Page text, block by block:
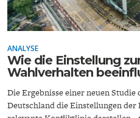
ANALYSE
Wie die Einstellung
Wahlverhalten
Die Ergebnisse einer neuen
Deutschland die Einstellungen